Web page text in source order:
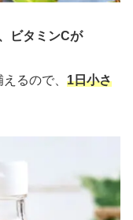
ビタミンCが
るので、 1日小さ